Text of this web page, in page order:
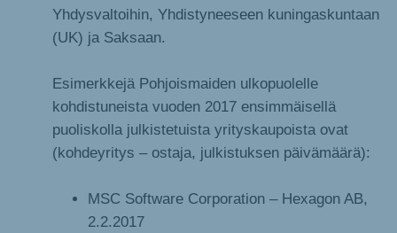
Yhdysvaltoihin, Yhdistyneeseen kuningaskuntaan
(UK) ja Saksaan.
Esimerkkejä Pohjoismaiden ulkopuolelle
kohdistuneista vuoden 2017 ensimmäisellä
puoliskolla julkistetuista yrityskaupoista ovat
(kohdeyritys – ostaja, julkistuksen päivämäärä):
MSC Software Corporation – Hexagon AB,
2.2.2017